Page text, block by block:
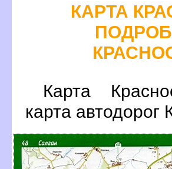
КАРТА
Карта
карта автодорог